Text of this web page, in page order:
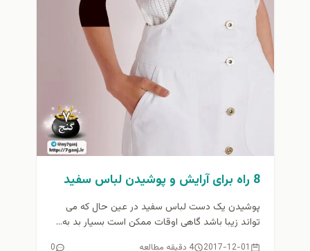
8 راه برای آرایش و پوشیدن لباس سفید
پوشیدن یک دست لباس سفید در عین حال که می
تواند زیبا باشد گاهی اوقات ممکن است بسیار بد به...
2017-12-01 4 دقیقه مطالعه 0